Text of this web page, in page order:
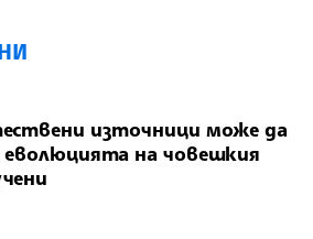
източници може да
еволюцията на човешкия